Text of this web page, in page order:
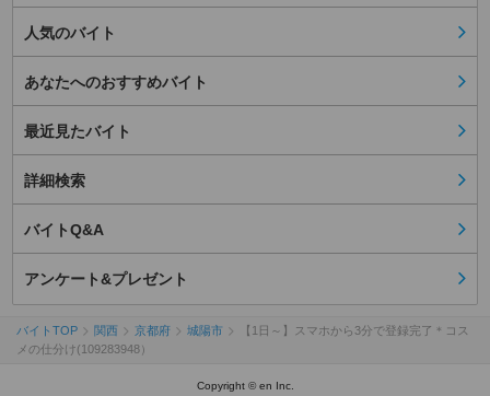
人気のバイト
あなたへのおすすめバイト
最近見たバイト
詳細検索
バイトQ&A
アンケート&プレゼント
バイトTOP 関西 京都府 城陽市
【1日～】スマホから3分で登録完了＊コス
メの仕分け(109283948）
Copyright © en Inc.